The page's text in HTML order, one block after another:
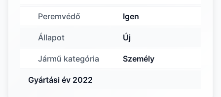
Peremvédő Igen
Állapot Új
Jármű kategória Személy
Gyártási év 2022